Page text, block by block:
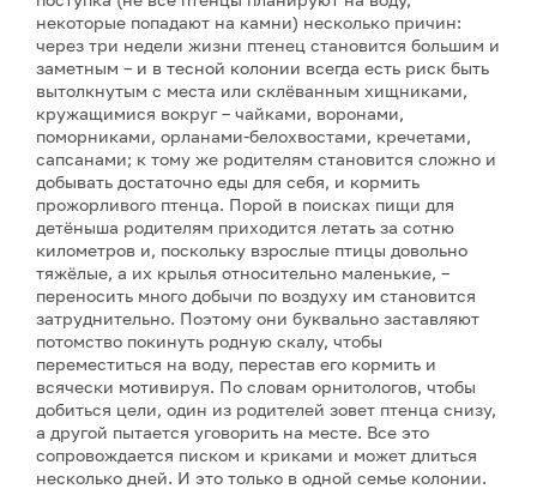
некоторые попадают на камни) несколько причин:
через три недели жизни птенец становится большим и
заметным – и в тесной колонии всегда есть риск быть
вытолкнутым с места или склёванным хищниками,
кружащимися вокруг – чайками, воронами,
поморниками, орланами-белохвостами, кречетами,
сапсанами; к тому же родителям становится сложно и
добывать достаточно еды для себя, и кормить
прожорливого птенца. Порой в поисках пищи для
детёныша родителям приходится летать за сотню
километров и, поскольку взрослые птицы довольно
тяжёлые, а их крылья относительно маленькие, –
переносить много добычи по воздуху им становится
затруднительно. Поэтому они буквально заставляют
потомство покинуть родную скалу, чтобы
переместиться на воду, перестав его кормить и
всячески мотивируя. По словам орнитологов, чтобы
добиться цели, один из родителей зовет птенца снизу,
а другой пытается уговорить на месте. Все это
сопровождается писком и криками и может длиться
несколько дней. И это только в одной семье колонии.